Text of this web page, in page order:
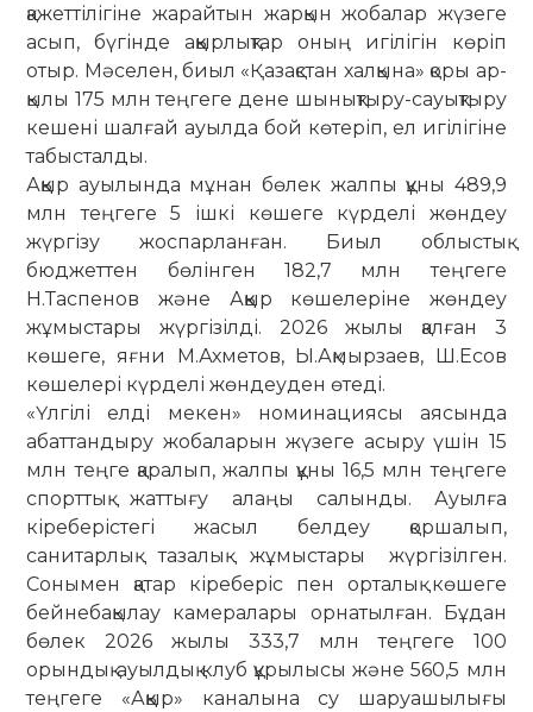
қажеттілігіне жарайтын жарқын жо­ба­­лар жүзеге
асып, бүгінде аққыр­лық­тар оның игілігін көріп
отыр. Мә­селен, биыл «Қазақстан халқына» қоры ар­
қы­лы 175 млн теңгеге дене шы­нық­ты­ру-са­уық­тыру
кешені шалғай ауылда бой көтеріп, ел игі­лігіне
та­бысталды.
Аққыр ауылында мұнан бөлек жалпы құны 489,9
млн теңгеге 5 ішкі көшеге күрделі жөндеу
жүргізу жоспарланған. Биыл облыстық
бюджеттен бөлінген 182,7 млн теңгеге
Н.Таспенов және Ақ­қыр көшелеріне жөндеу
жұмыстары жүр­гізілді. 2026 жылы қалған 3
көшеге, яғни М.Ах­метов, Ы.Ақмырзаев, Ш.Есов
көшелері күр­делі жөндеуден өтеді.
«Үлгілі елді мекен» номинациясы ая­­сында
абаттандыру жобаларын жү­­­зеге асыру үшін 15
млн теңге қаралып, жалпы құны 16,5 млн тең­геге
спорт­тық жаттығу алаңы салынды. Ауыл­ға
кіреберістегі жасыл бел­деу қоршалып,
санитарлық таза­лық жұ­мыс­­тары жүр­гізілген.
Сонымен қатар кі­­реберіс пен орталық көшеге
бейне­ба­қылау ка­ме­ралары орна­тылған. Бұ­дан
бө­лек 2026 жы­лы 333,7 млн тең­геге 100
орындық ауыл­дық клуб құры­лысы жә­не 560,5 млн
теңгеге «Ақ­қыр» ка­на­лына су ша­руашылығы